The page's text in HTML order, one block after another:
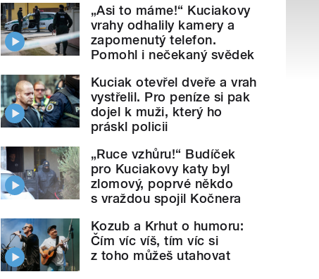
„Asi to máme!“ Kuciakovy
vrahy odhalily kamery a
zapomenutý telefon.
Pomohl i nečekaný svědek
Kuciak otevřel dveře a vrah
vystřelil. Pro peníze si pak
dojel k muži, který ho
práskl policii
„Ruce vzhůru!“ Budíček
pro Kuciakovy katy byl
zlomový, poprvé někdo
s vraždou spojil Kočnera
Kozub a Krhut o humoru:
Čím víc víš, tím víc si
z toho můžeš utahovat